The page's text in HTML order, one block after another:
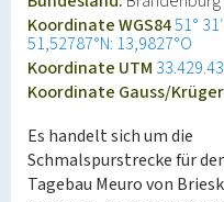
Koordinate WGS8451°
51,52787°N: 13,9827°O
Koordinate UTM
Koordinate Gauss/Krüger
Es handelt sich um die
Schmalspurstrecke für
Tagebau Meuro von